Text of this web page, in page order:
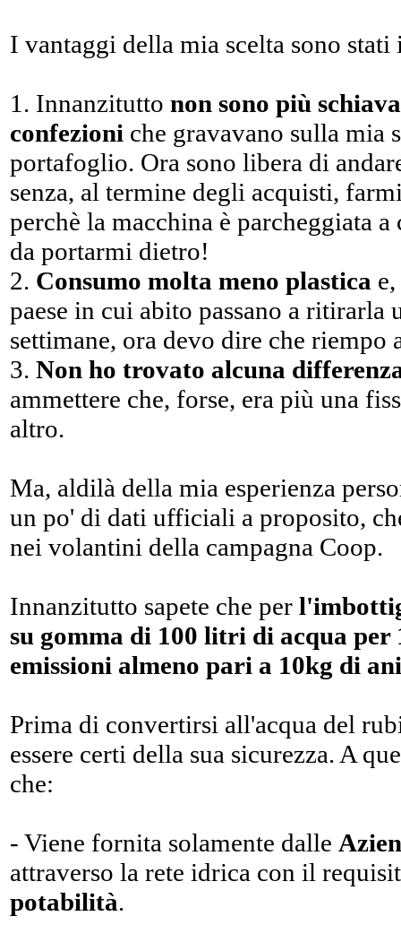
I vantaggi della mia scelta sono
1. Innanzitutto non sono più
confezioni che gravavano sulla mia
portafoglio. Ora sono libera di
senza, al termine degli acquisti,
perchè la macchina è parcheggiata
da portarmi dietro!
2. Consumo molta meno plastica
paese in cui abito passano a ritirarla
settimane, ora devo dire che
3. Non ho trovato alcuna
ammettere che, forse, era più una
altro.
Ma, aldilà della mia esperienza
un po' di dati ufficiali a proposito,
nei volantini della campagna Coop.
Innanzitutto sapete che per
su gomma di 100 litri di acqua per
emissioni almeno pari a 10kg di
Prima di convertirsi all'acqua del
essere certi della sua sicurezza. A
che:
- Viene fornita solamente dalle
attraverso la rete idrica con il
potabilità.